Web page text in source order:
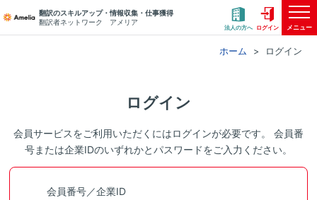
翻訳のスキルアップ・情報収集・仕事獲得
翻訳者ネットワーク アメリア
法人の方へ ログイン メニュー
ホーム ログイン
ログイン
会員サービスをご利用いただくにはログインが必要です。 会員番
号または企業IDのいずれかとパスワードをご入力ください。
会員番号／企業ID